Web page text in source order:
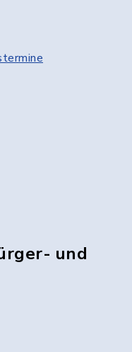
und